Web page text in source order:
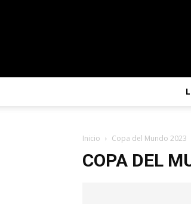
Inicio Copa del Mundo 2023
COPA DEL